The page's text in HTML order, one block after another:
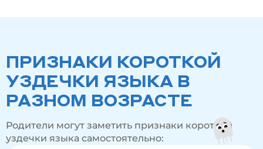
проводится строго по медицинским показаниям после
консультации с педиатром, логопедом или ортодонтом.
коррекции — во многих случаях достаточно
логопедических упражнений и специальной
гимнастики для растяжения уздечки.
ПРИЗНАКИ КОРОТКОЙ
УЗДЕЧКИ ЯЗЫКА В
РАЗНОМ ВОЗРАСТЕ
Родители могут заметить признаки короткой
уздечки языка самостоятельно: